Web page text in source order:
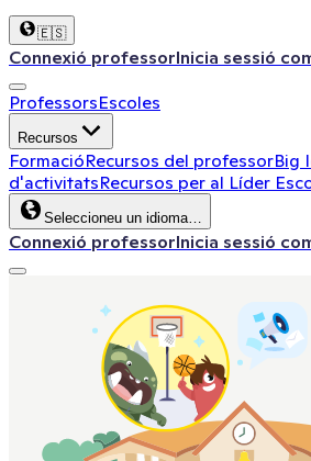
🇪🇸
Connexió professorInicia sessió
ProfessorsEscoles
Recursos
FormacióRecursos del professorBig
d'activitatsRecursos per al Líder
Seleccioneu un idioma…
Connexió professorInicia sessió